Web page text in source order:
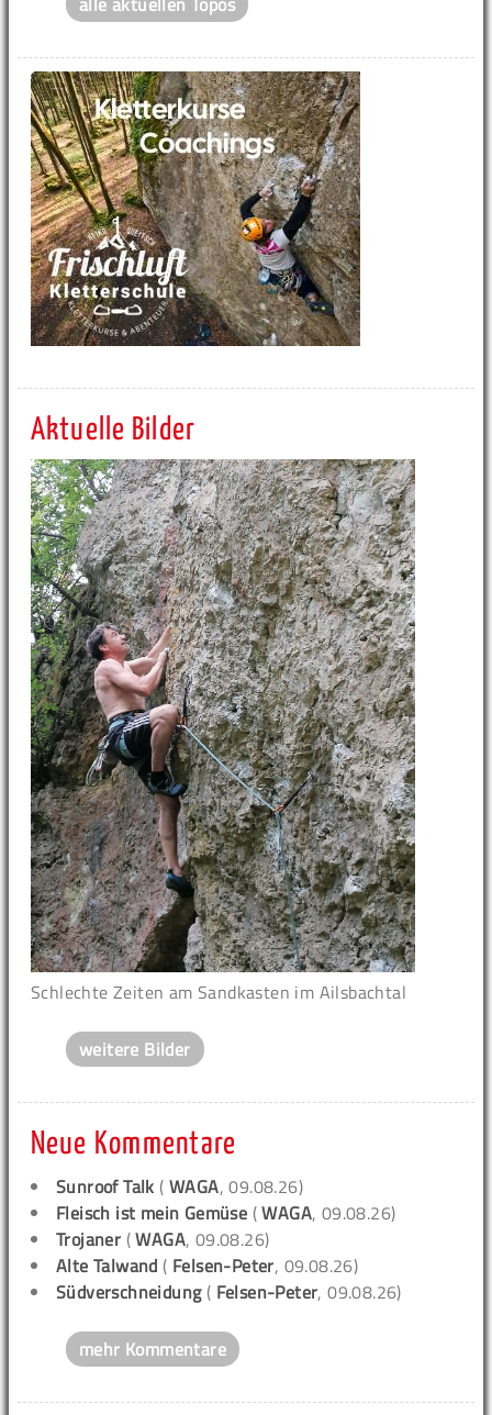
Aktuelle Bilder
Schlechte Zeiten am Sandkasten im Ailsbachtal
weitere Bilder
Neue Kommentare
Sunroof Talk (WAGA, 09.08.26)
Fleisch ist mein Gemüse (WAGA, 09.08.26)
Trojaner (WAGA, 09.08.26)
Alte Talwand ( Felsen-Peter, 09.08.26)
Südverschneidung( Felsen-Peter, 09.08.26)
mehr Kommentare